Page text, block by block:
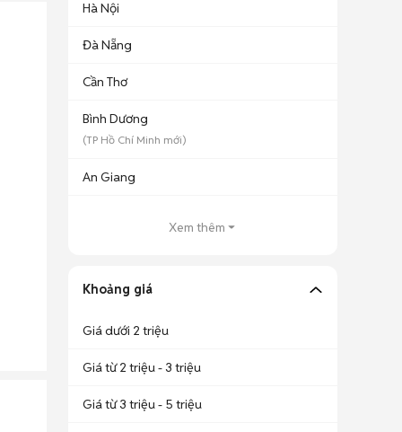
Hà Nội
Đà Nẵng
Cần Thơ
Bình Dương
(TP Hồ Chí Minh mới)
An Giang
Xem thêm
Khoảng giá
Giá dưới 2 triệu
Giá từ 2 triệu - 3 triệu
Giá từ 3 triệu - 5 triệu